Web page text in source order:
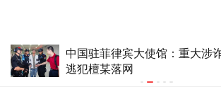
中国驻菲律宾大使馆：重大涉
逃犯檀某落网
特朗普称要向伊朗索赔